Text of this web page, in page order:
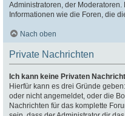
Administratoren, der
Informationen wie die Foren, die
Nach oben
Private Nachrichten
Ich kann keine Privaten
Hierfür kann es drei Gründe
oder nicht angemeldet, oder die
Nachrichten für das komplette